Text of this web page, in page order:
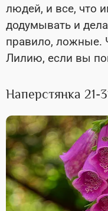
людей, и все, что
додумывать и
правило, ложные.
Лилию, если вы
Наперстянка 21-